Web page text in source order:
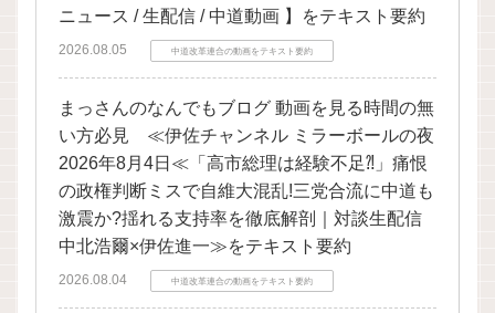
ニュース / 生配信 / 中道動画 】をテキスト要約
2026.08.05 中道改革連合の動画をテキスト要約
まっさんのなんでもブログ 動画を見る時間の無
い方必見 ≪伊佐チャンネル ミラーボールの夜
2026年8月4日≪「高市総理は経験不足⁈」痛恨
の政権判断ミスで自維大混乱!三党合流に中道も
激震か?揺れる支持率を徹底解剖｜対談生配信
中北浩爾×伊佐進一≫をテキスト要約
2026.08.04 中道改革連合の動画をテキスト要約